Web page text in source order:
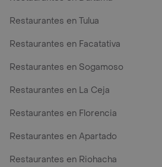
Restaurantes en Tulua
Restaurantes en Facatativa
Restaurantes en Sogamoso
Restaurantes en La Ceja
Restaurantes en Florencia
Restaurantes en Apartado
Restaurantes en Riohacha